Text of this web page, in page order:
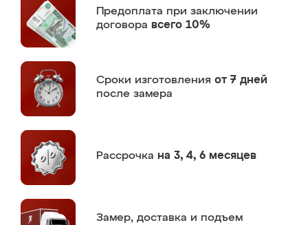
Предоплата при заключении
договора всего 10%
Сроки изготовления от 7 дней
после замера
Рассрочка на 3, 4, 6 месяцев
Замер, доставка и подъем